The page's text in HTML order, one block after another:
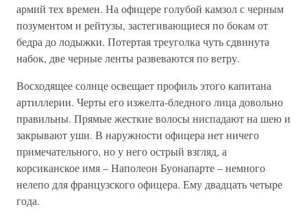
армий тех времен. На офицере голубой камзол с черным
позументом и рейтузы, застегивающиеся по бокам от
бедра до лодыжки. Потертая треуголка чуть сдвинута
набок, две черные ленты развеваются по ветру.
Восходящее солнце освещает профиль этого капитана
артиллерии. Черты его изжелта-бледного лица довольно
правильны. Прямые жесткие волосы ниспадают на шею и
закрывают уши. В наружности офицера нет ничего
примечательного, но у него острый взгляд, а
корсиканское имя – Наполеон Буонапарте – немного
нелепо для французского офицера. Ему двадцать четыре
года.